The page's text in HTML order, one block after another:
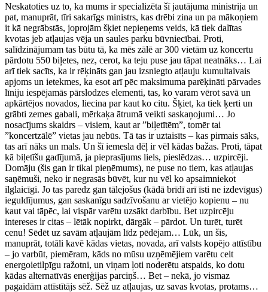
Neskatoties uz to, ka mums ir specializēta šī jautājuma ministrija un
pat, manuprāt, tīri sakarīgs ministrs, kas drēbi zina un pa mākoņiem
it kā negrābstās, joprojām šķiet nepieņems veids, kā tiek dalītas
kvotas jeb atļaujas vēja un saules parku būvniecībai. Proti,
salīdzinājumam tas būtu tā, ka mēs zālē ar 300 vietām uz koncertu
pārdotu 550 biļetes, nez, cerot, ka teju puse jau tāpat neatnāks… Lai
arī tiek sacīts, ka ir rēķināts gan jau izsniegto atļauju kumultaivais
apjoms un ietekmes, ka esot arī pēc maksimuma parēķināti pārvades
līniju iespējamās pārslodzes elementi, tas, ko varam vērot savā un
apkārtējos novados, liecina par kaut ko citu. Šķiet, ka tiek ķerti un
grābti zemes gabali, mērkaķa ātrumā veikti saskaņojumi… Jo
nosacījums skaidrs – visiem, kaut ar ”biļetītēm”, tomēr tai
”koncertzālē” vietas jau nebūs. Tā tas ir uztaisīts – kas pirmais sāks,
tas arī nāks un mals. Un šī iemesla dēļ ir vēl kādas bažas. Proti, tāpat
kā biļetīšu gadījumā, ja pieprasījums liels, pieslēdzas… uzpircēji.
Domāju (šis gan ir tikai pieņēmums), ne puse no tiem, kas atļaujas
saņēmuši, neko ir negrasās būvēt, kur nu vēl ko apsaimniekot
ilglaicīgi. Jo tas paredz gan tālejošus (kādā brīdī arī īsti ne izdevīgus)
ieguldījumus, gan saskanīgu sadzīvošanu ar vietējo kopienu – nu
kaut vai tāpēc, lai vispār varētu uzsākt darbību. Bet uzpircēju
intereses ir citas – lētāk nopirkt, dārgāk – pārdot. Un turēt, turēt
cenu! Sēdēt uz savām atļaujām līdz pēdējam… Lūk, un šis,
manuprāt, totāli kavē kādas vietas, novada, arī valsts kopējo attīstību
– jo varbūt, piemēram, kāds no mūsu uzņēmējiem varētu celt
energoietilpīgu ražotni, un viņam ļoti noderētu atspaids, ko dotu
kādas alternatīvās enerģijas parciņš… Bet – nekā, jo vismaz
pagaidām attīstītājs sēž. Sēž uz atļaujas, uz savas kvotas, protams…